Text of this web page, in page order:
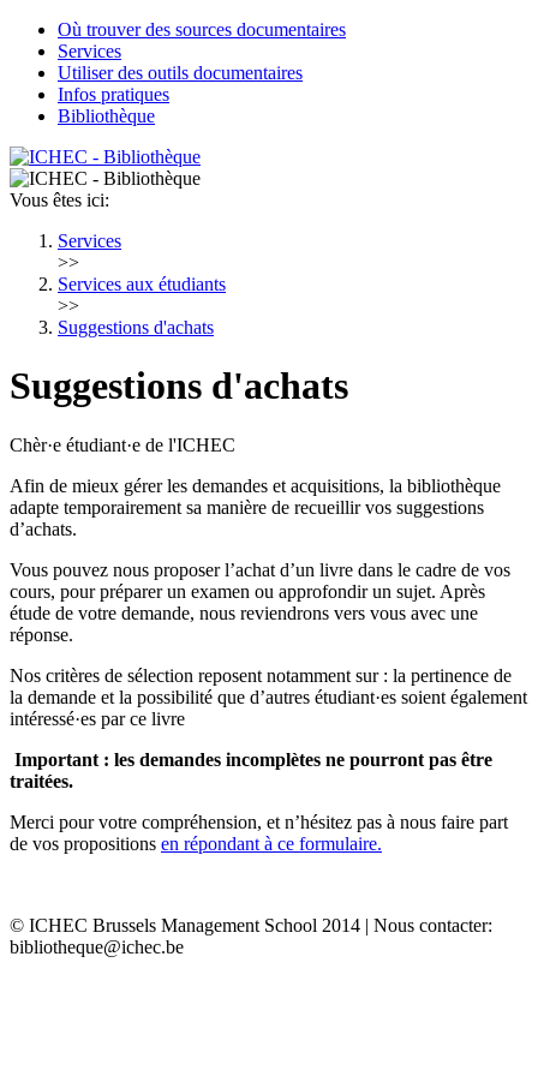
Où trouver des sources documentaires
Services
Utiliser des outils documentaires
Infos pratiques
Bibliothèque
Vous êtes ici:
Services
>>
Services aux étudiants
>>
Suggestions d'achats
Suggestions d'achats
Chèr·e étudiant·e de l'ICHEC
Afin de mieux gérer les demandes et acquisitions, la bibliothèque
adapte temporairement sa manière de recueillir vos suggestions
d’achats.
Vous pouvez nous proposer l’achat d’un livre dans le cadre de vos
cours, pour préparer un examen ou approfondir un sujet. Après
étude de votre demande, nous reviendrons vers vous avec une
réponse.
Nos critères de sélection reposent notamment sur : la pertinence de
la demande et la possibilité que d’autres étudiant·es soient également
intéressé·es par ce livre
Important : les demandes incomplètes ne pourront pas être
traitées.
Merci pour votre compréhension, et n’hésitez pas à nous faire part
de vos propositions en répondant à ce formulaire.
© ICHEC Brussels Management School 2014 | Nous contacter:
bibliotheque@ichec.be